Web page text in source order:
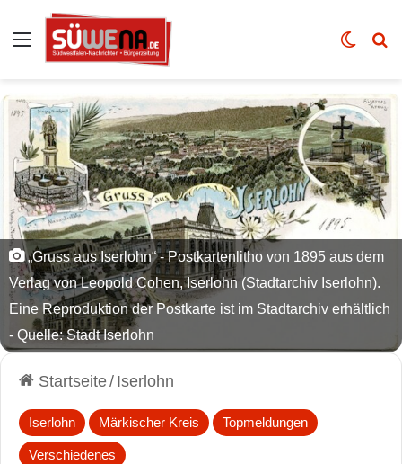
Auswahl Skin
„Gruss aus Iserlohn“ - Postkartenlitho von 1895 aus dem
Verlag von Leopold Cohen, Iserlohn (Stadtarchiv Iserlohn).
Eine Reproduktion der Postkarte ist im Stadtarchiv erhältlich
- Quelle: Stadt Iserlohn
Startseite/ Iserlohn
Iserlohn Märkischer Kreis Topmeldungen
Verschiedenes